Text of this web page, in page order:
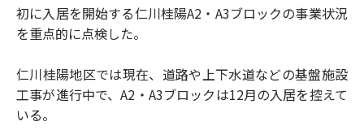
初に入居を開始する仁川桂陽A2・A3ブロックの事業状況
を重点的に点検した。
仁川桂陽地区では現在、道路や上下水道などの基盤施設
工事が進行中で、A2・A3ブロックは12月の入居を控えて
いる。